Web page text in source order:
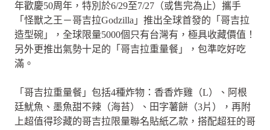
年歡慶50周年，特別於6/29至7/27（或售完為止）攜手
「怪獸之王－哥吉拉Godzilla」推出全球首發的「哥吉拉
造型碗」，全球限量5000個只有台灣有，極具收藏價值！
另外更推出氣勢十足的「哥吉拉重量餐」，包準吃好吃
滿。
「哥吉拉重量餐」包括4種炸物：香香炸雞（L）、阿根
廷魷魚、墨魚甜不辣（海苔）、田字薯餅（3片），再附
上超值得珍藏的哥吉拉限量聯名貼紙乙款，搭配超狂的哥